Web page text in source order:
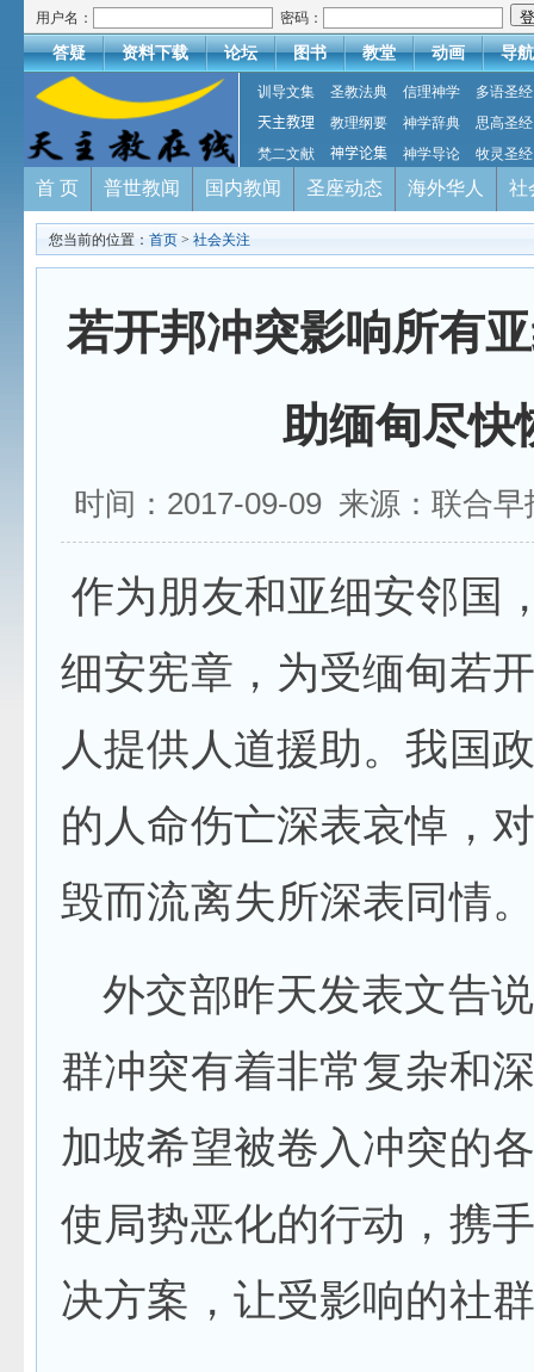
用户名： 密码：
答疑 资料下载 论坛 图书 教堂 动画 导航
训导文集 圣教法典 信理神学
多语圣经
天主教理
教理纲要 神学辞典
思高圣经
梵二文献
神学论集 神学导论 牧灵圣经
首 页 普世教闻 国内教闻 圣座动态 海外华人 社
您当前的位置： 首页 > 社会关注
若开邦冲突影响所有
助缅甸尽快
时间：2017-09-09 来源：联合
作为朋友和亚细安邻国
细安宪章，为受缅甸若
人提供人道援助。我国
的人命伤亡深表哀悼，
毁而流离失所深表同情。
外交部昨天发表文告
群冲突有着非常复杂和
加坡希望被卷入冲突的
使局势恶化的行动，携
决方案，让受影响的社